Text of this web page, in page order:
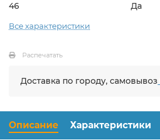
46 Да
Все характеристики
Распечатать
Доставка по городу, самовывоз
Описание Характеристики